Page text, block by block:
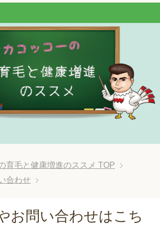
育毛と健康増進のススメ TOP
合わせ
お問い合わせはこち